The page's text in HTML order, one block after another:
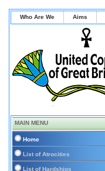
Who Are We Aims
MAIN MENU
Home
List of Atrocities
List of Hardships